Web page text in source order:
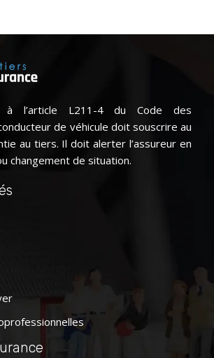
à l’article L211-4 du Code des
de véhicule doit souscrire au
au tiers. Il doit alerter l’assureur en
changement de situation.